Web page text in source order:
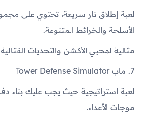
لعبة إطلاق نار سريعة، تحتوي على
الأسلحة والخرائط المتنوعة.
مثالية لمحبي الأكشن والتحديات
7. ماب Tower Defense Simulator
لعبة استراتيجية حيث يجب عليك بناء
موجات الأعداء.